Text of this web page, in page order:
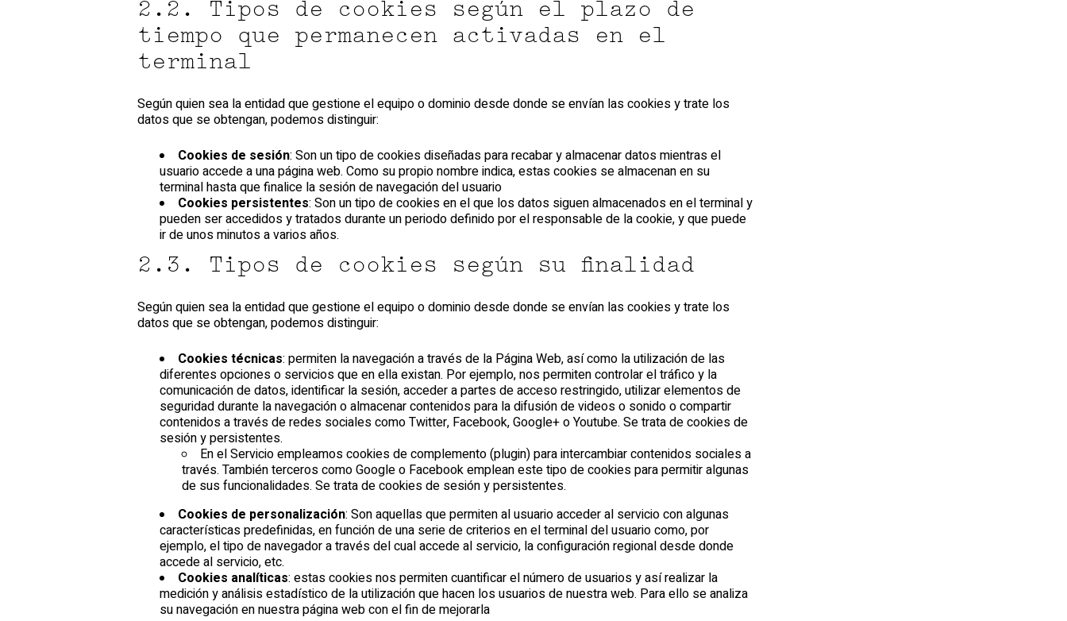
2.2. Tipos de cookies según el plazo de
tiempo que permanecen activadas en el
terminal
Según quien sea la entidad que gestione el equipo o dominio desde donde se envían las cookies y trate los
datos que se obtengan, podemos distinguir:
Cookies de sesión: Son un tipo de cookies diseñadas para recabar y almacenar datos mientras el
usuario accede a una página web. Como su propio nombre indica, estas cookies se almacenan en su
terminal hasta que finalice la sesión de navegación del usuario
Cookies persistentes: Son un tipo de cookies en el que los datos siguen almacenados en el terminal y
pueden ser accedidos y tratados durante un periodo definido por el responsable de la cookie, y que puede
ir de unos minutos a varios años.
2.3. Tipos de cookies según su finalidad
Según quien sea la entidad que gestione el equipo o dominio desde donde se envían las cookies y trate los
datos que se obtengan, podemos distinguir:
Cookies técnicas: permiten la navegación a través de la Página Web, así como la utilización de las
diferentes opciones o servicios que en ella existan. Por ejemplo, nos permiten controlar el tráfico y la
comunicación de datos, identificar la sesión, acceder a partes de acceso restringido, utilizar elementos de
seguridad durante la navegación o almacenar contenidos para la difusión de videos o sonido o compartir
contenidos a través de redes sociales como Twitter, Facebook, Google+ o Youtube. Se trata de cookies de
sesión y persistentes.
En el Servicio empleamos cookies de complemento (plugin) para intercambiar contenidos sociales a
través. También terceros como Google o Facebook emplean este tipo de cookies para permitir algunas
de sus funcionalidades. Se trata de cookies de sesión y persistentes.
Cookies de personalización: Son aquellas que permiten al usuario acceder al servicio con algunas
características predefinidas, en función de una serie de criterios en el terminal del usuario como, por
ejemplo, el tipo de navegador a través del cual accede al servicio, la configuración regional desde donde
accede al servicio, etc.
Cookies analíticas: estas cookies nos permiten cuantificar el número de usuarios y así realizar la
medición y análisis estadístico de la utilización que hacen los usuarios de nuestra web. Para ello se analiza
su navegación en nuestra página web con el fin de mejorarla